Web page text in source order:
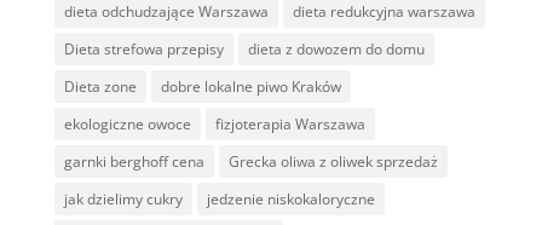
dieta odchudzające Warszawa
dieta redukcyjna warszawa
Dieta strefowa przepisy
dieta z dowozem do domu
Dieta zone
dobre lokalne piwo Kraków
ekologiczne owoce
fizjoterapia Warszawa
garnki berghoff cena
Grecka oliwa z oliwek sprzedaż
jak dzielimy cukry
jedzenie niskokaloryczne